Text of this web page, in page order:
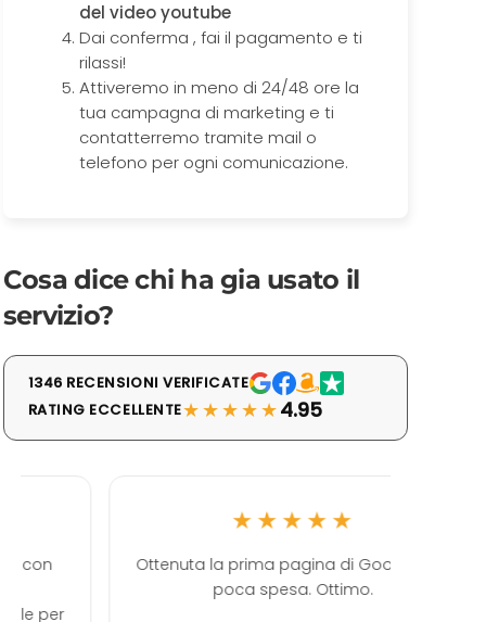
del video youtube
Dai conferma , fai il pagamento e ti
rilassi!
Attiveremo in meno di 24/48 ore la
tua campagna di marketing e ti
contatterremo tramite mail o
telefono per ogni comunicazione.
Cosa dice chi ha gia usato il
servizio?
1346 RECENSIONI VERIFICATE
RATING ECCELLENTE★★★★★4.95
★★★★★
Ottenuta la prima pagina di Google con
poca spesa. Ottimo.